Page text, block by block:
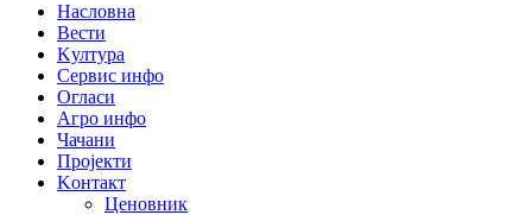
Насловна
Вести
Kултура
Сервис инфо
Огласи
Агро инфо
Чачани
Пројекти
Kонтакт
Ценовник